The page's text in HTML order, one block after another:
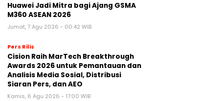
Huawei Jadi Mitra bagi Ajang GSMA
M360 ASEAN 2026
Jumat, 7 Agu 2026 - 00:42 WIB
Pers Rilis
Cision Raih MarTech Breakthrough
Awards 2026 untuk Pemantauan dan
Analisis Media Sosial, Distribusi
Siaran Pers, dan AEO
Kamis, 6 Agu 2026 - 17:00 WIB